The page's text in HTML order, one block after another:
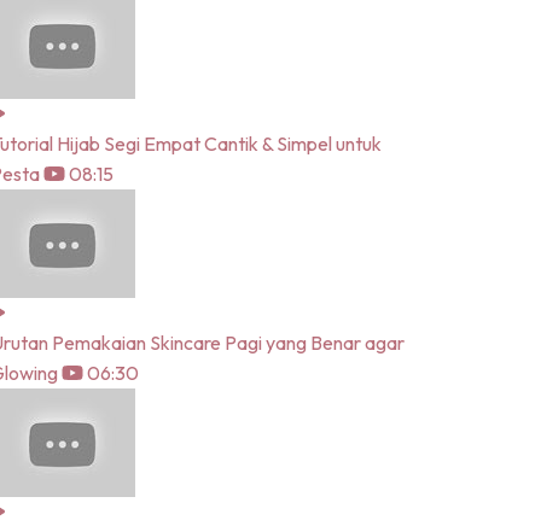
Hijab Segi Empat Cantik & Simpel untuk
08:15
Pemakaian Skincare Pagi yang Benar agar
06:30